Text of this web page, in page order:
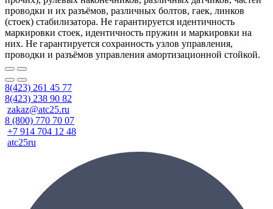
проводки и их разъёмов, различных болтов, гаек, линков
(стоек) стабилизатора. Не гарантируется идентичность
маркировки стоек, идентичность пружин и маркировки на
них. Не гарантируется сохранность узлов управления,
проводки и разъёмов управления амортизационной стойкой.
8(423) 261 45 77
8(423) 238 90 82
zakaz@atc25.ru
8 (800) 770 70 07
+7 914 704 12 48
atc25ru